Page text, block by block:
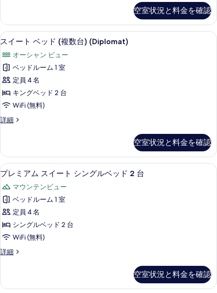
写
真
を
表
示
す
る
真
を
表
示
す
る
ル
ベ
ッ
ド
2
台
の
す
べ
写
真
を
表
示
す
る
ー
ム
シ
グ
ル
ッ
ド
台
の
空室状況と料金を確認
ス
ー
ト
ベ
ッ
ド
(複
台)
(Diplomat)
の
す
べ
て
の
写
真
示
スイート ベッド (複数台) (Diplomat)
8
スイート ベッド (複数台) (Diplomat)
オーシャン ビュー
ベッドルーム 1 室
定員 4 名
キングベッド 2 台
WiFi (無料)
詳細
ス
ベ
ッ
ド
数
台)
の
詳
細
空室状況と料金を確認
プ
レ
ミ
ア
ム
ス
イ
ー
シ
75 インチのスマートテレビ (デジタ
8
プレミアム スイート シングルベッド 2 台
マウンテンビュー
ベッドルーム 1 室
定員 4 名
シングルベッド 2 台
WiFi (無料)
詳細
プ
ム
空室状況と料金を確認